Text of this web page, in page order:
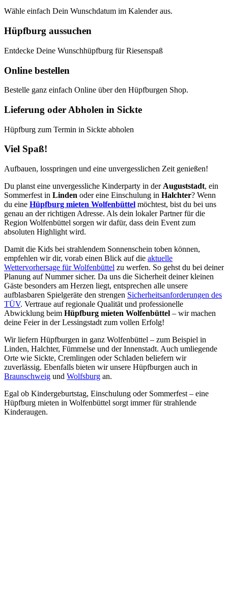
Wähle einfach Dein Wunschdatum im Kalender aus.
Hüpfburg aussuchen
Entdecke Deine Wunschhüpfburg für Riesenspaß
Online bestellen
Bestelle ganz einfach Online über den Hüpfburgen Shop.
Lieferung oder Abholen in Sickte
Hüpfburg zum Termin in Sickte abholen
Viel Spaß!
Aufbauen, losspringen und eine unvergesslichen Zeit genießen!
Du planst eine unvergessliche Kinderparty in der Auguststadt, ein
Sommerfest in Linden oder eine Einschulung in Halchter? Wenn
du eine Hüpfburg mieten Wolfenbüttel möchtest, bist du bei uns
genau an der richtigen Adresse. Als dein lokaler Partner für die
Region Wolfenbüttel sorgen wir dafür, dass dein Event zum
absoluten Highlight wird.
Damit die Kids bei strahlendem Sonnenschein toben können,
empfehlen wir dir, vorab einen Blick auf die aktuelle
Wettervorhersage für Wolfenbüttel zu werfen. So gehst du bei deiner
Planung auf Nummer sicher. Da uns die Sicherheit deiner kleinen
Gäste besonders am Herzen liegt, entsprechen alle unsere
aufblasbaren Spielgeräte den strengen Sicherheitsanforderungen des
TÜV. Vertraue auf regionale Qualität und professionelle
Abwicklung beim Hüpfburg mieten Wolfenbüttel – wir machen
deine Feier in der Lessingstadt zum vollen Erfolg!
Wir liefern Hüpfburgen in ganz Wolfenbüttel – zum Beispiel in
Linden, Halchter, Fümmelse und der Innenstadt. Auch umliegende
Orte wie Sickte, Cremlingen oder Schladen beliefern wir
zuverlässig. Ebenfalls bieten wir unsere Hüpfburgen auch in
Braunschweig und Wolfsburg an.
Egal ob Kindergeburtstag, Einschulung oder Sommerfest – eine
Hüpfburg mieten in Wolfenbüttel sorgt immer für strahlende
Kinderaugen.